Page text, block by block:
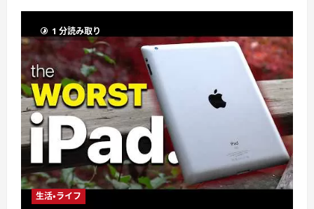
1 分読み取り
生活・ライフ